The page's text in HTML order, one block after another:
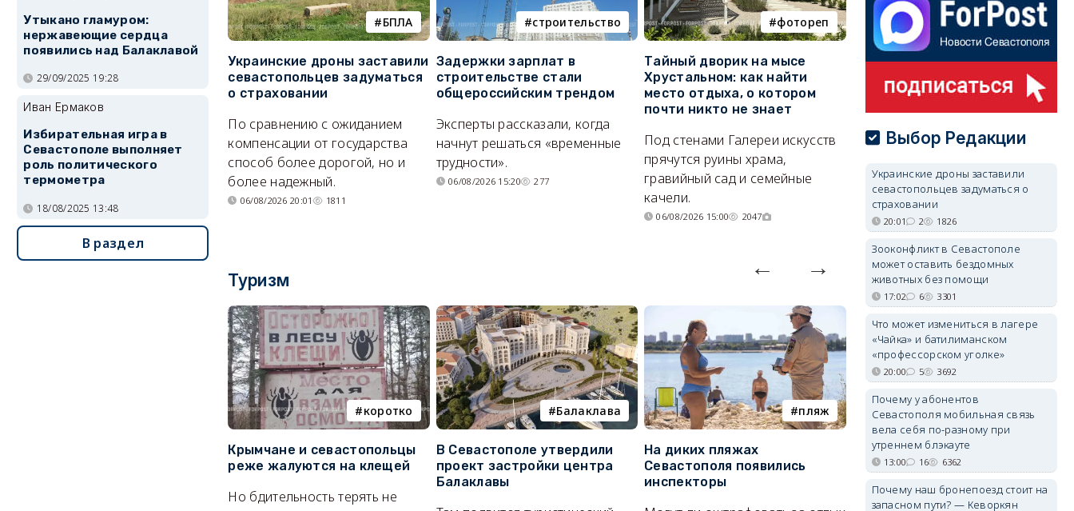
БПЛА
Украинские дроны заставили
севастопольцев задуматься
о страховании
По сравнению с ожиданием
компенсации от государства
способ более дорогой, но и
более надежный.
06/08/2026 20:01 1811
строительство
Задержки зарплат в
строительстве стали
общероссийским трендом
Эксперты рассказали, когда
начнут решаться «временные
трудности».
06/08/2026 15:20 277
фотореп
Тайный дворик на мысе
Хрустальном: как найти
место отдыха, о котором
почти никто не знает
Под стенами Галереи искусств
прячутся руины храма,
гравийный сад и семейные
качели.
06/08/2026 15:00 2047
работа
Где в Севастополе можно
заработать 100 тысяч в
месяц
06/08/2026 10:02 3678
Туризм
коротко
Крымчане и севастопольцы
реже жалуются на клещей
Но бдительность терять не
Балаклава
В Севастополе утвердили
проект застройки центра
Балаклавы
пляж
На диких пляжах
Севастополя появились
инспекторы
туризм
Двух москвичей на
сапбордах унесло от берега
Крыма на километр в море
Утыкано гламуром:
нержавеющие сердца
появились над Балаклавой
29/09/2025 19:28
Иван Ермаков
Избирательная игра в
Севастополе выполняет
роль политического
термометра
18/08/2025 13:48
В раздел
Выбор Редакции
Украинские дроны заставили
севастопольцев задуматься о
страховании
20:01 2 1826
Зооконфликт в Севастополе
может оставить бездомных
животных без помощи
17:02 6 3301
Что может измениться в лагере
«Чайка» и батилиманском
«профессорском уголке»
20:00 5 3692
Почему у абонентов
Севастополя мобильная связь
вела себя по-разному при
утреннем блэкауте
13:00 16 6362
Почему наш бронепоезд стоит на
запасном пути? — Кеворкян